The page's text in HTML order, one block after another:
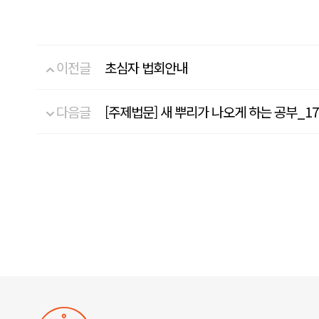
이전글 초심자 법회안내
다음글 [주제법문] 새 뿌리가 나오게 하는 공부